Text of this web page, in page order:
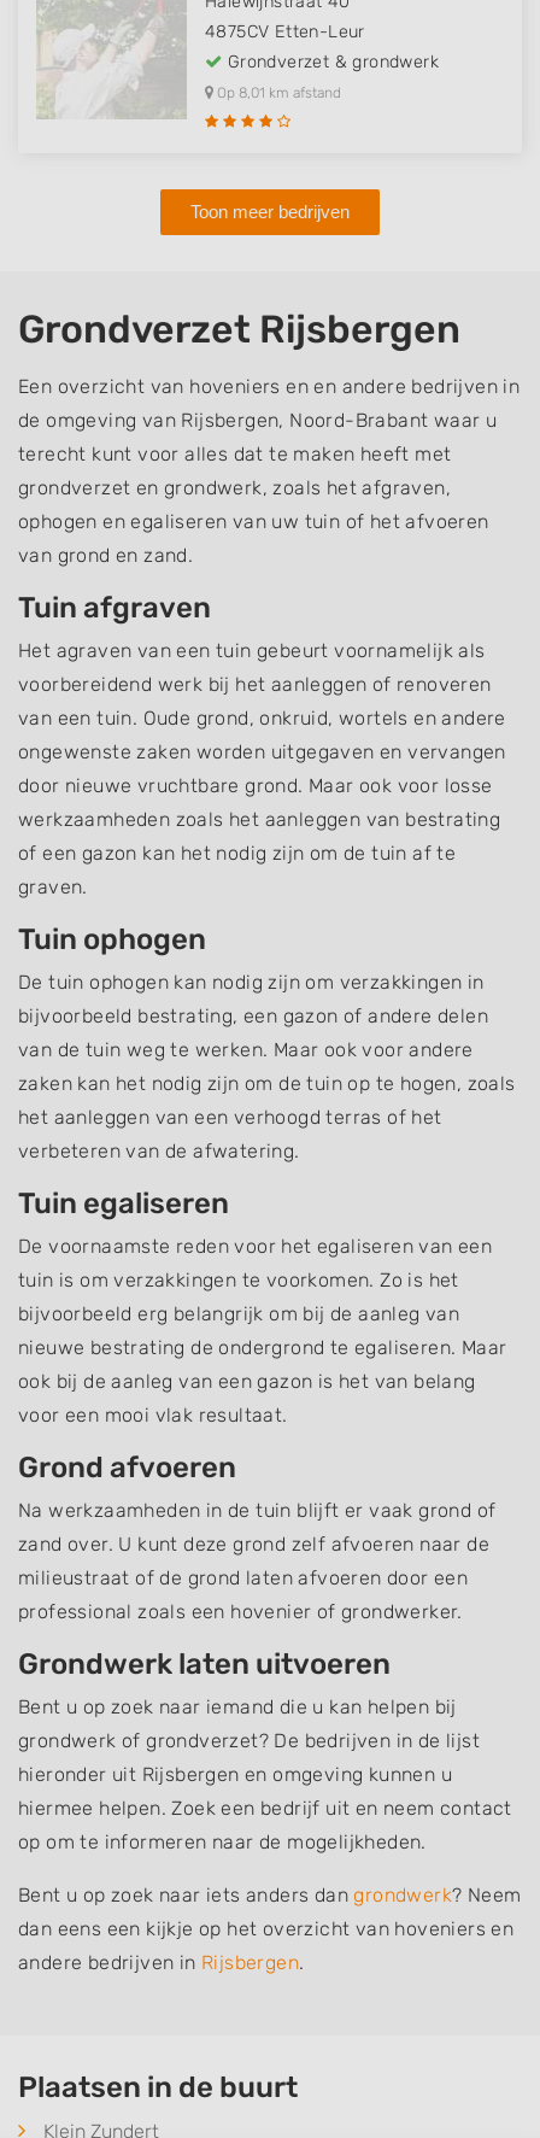
4875CV Etten-Leur
Grondverzet & grondwerk
Op 8,01 km afstand
Toon meer bedrijven
Grondverzet Rijsbergen
Een overzicht van hoveniers en en andere bedrijven in
de omgeving van Rijsbergen, Noord-Brabant waar u
terecht kunt voor alles dat te maken heeft met
grondverzet en grondwerk, zoals het afgraven,
ophogen en egaliseren van uw tuin of het afvoeren
van grond en zand.
Tuin afgraven
Het agraven van een tuin gebeurt voornamelijk als
voorbereidend werk bij het aanleggen of renoveren
van een tuin. Oude grond, onkruid, wortels en andere
ongewenste zaken worden uitgegaven en vervangen
door nieuwe vruchtbare grond. Maar ook voor losse
werkzaamheden zoals het aanleggen van bestrating
of een gazon kan het nodig zijn om de tuin af te
graven.
Tuin ophogen
De tuin ophogen kan nodig zijn om verzakkingen in
bijvoorbeeld bestrating, een gazon of andere delen
van de tuin weg te werken. Maar ook voor andere
zaken kan het nodig zijn om de tuin op te hogen, zoals
het aanleggen van een verhoogd terras of het
verbeteren van de afwatering.
Tuin egaliseren
De voornaamste reden voor het egaliseren van een
tuin is om verzakkingen te voorkomen. Zo is het
bijvoorbeeld erg belangrijk om bij de aanleg van
nieuwe bestrating de ondergrond te egaliseren. Maar
ook bij de aanleg van een gazon is het van belang
voor een mooi vlak resultaat.
Grond afvoeren
Na werkzaamheden in de tuin blijft er vaak grond of
zand over. U kunt deze grond zelf afvoeren naar de
milieustraat of de grond laten afvoeren door een
professional zoals een hovenier of grondwerker.
Grondwerk laten uitvoeren
Bent u op zoek naar iemand die u kan helpen bij
grondwerk of grondverzet? De bedrijven in de lijst
hieronder uit Rijsbergen en omgeving kunnen u
hiermee helpen. Zoek een bedrijf uit en neem contact
op om te informeren naar de mogelijkheden.
Bent u op zoek naar iets anders dangrondwerk? Neem
dan eens een kijkje op het overzicht van hoveniers en
andere bedrijven in Rijsbergen.
Plaatsen in de buurt
Klein Zundert